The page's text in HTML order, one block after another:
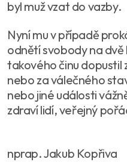
byl muž vzat do vazby.
Nyní mu v případě
odnětí svobody na
takového činu dopustil
nebo za válečného
nebo jiné události
zdraví lidí, veřejný
nprap. Jakub Kopřiva